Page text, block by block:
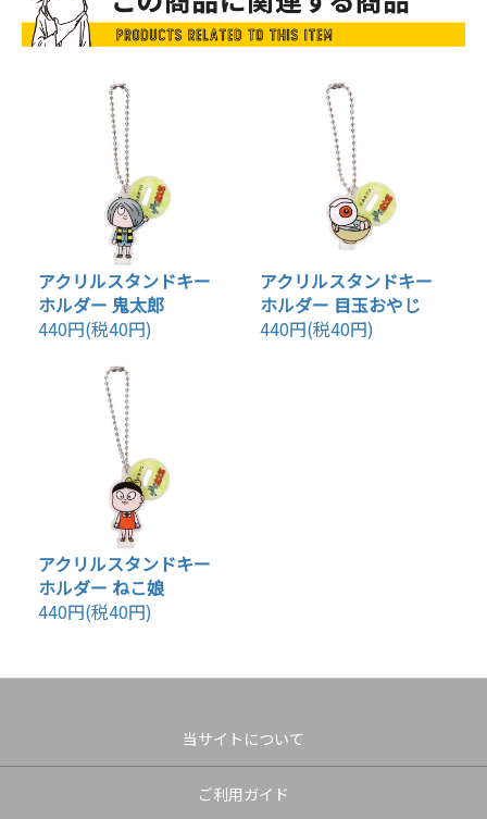
アクリルスタンドキー
ホルダー 鬼太郎
440円(税40円)
アクリルスタンドキー
ホルダー 目玉おやじ
440円(税40円)
アクリルスタンドキー
ホルダー ねこ娘
440円(税40円)
当サイトについて
ご利用ガイド